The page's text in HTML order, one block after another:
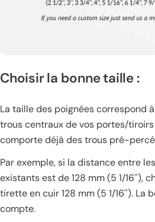
Choisir la bonne taille :
La taille des poignées correspond
trous centraux de vos portes/
comporte déjà des trous pré-
Par exemple, si la distance entre
existants est de 128 mm (5 1/16''),
tirette en cuir 128 mm (5 1/16''). La
compte.